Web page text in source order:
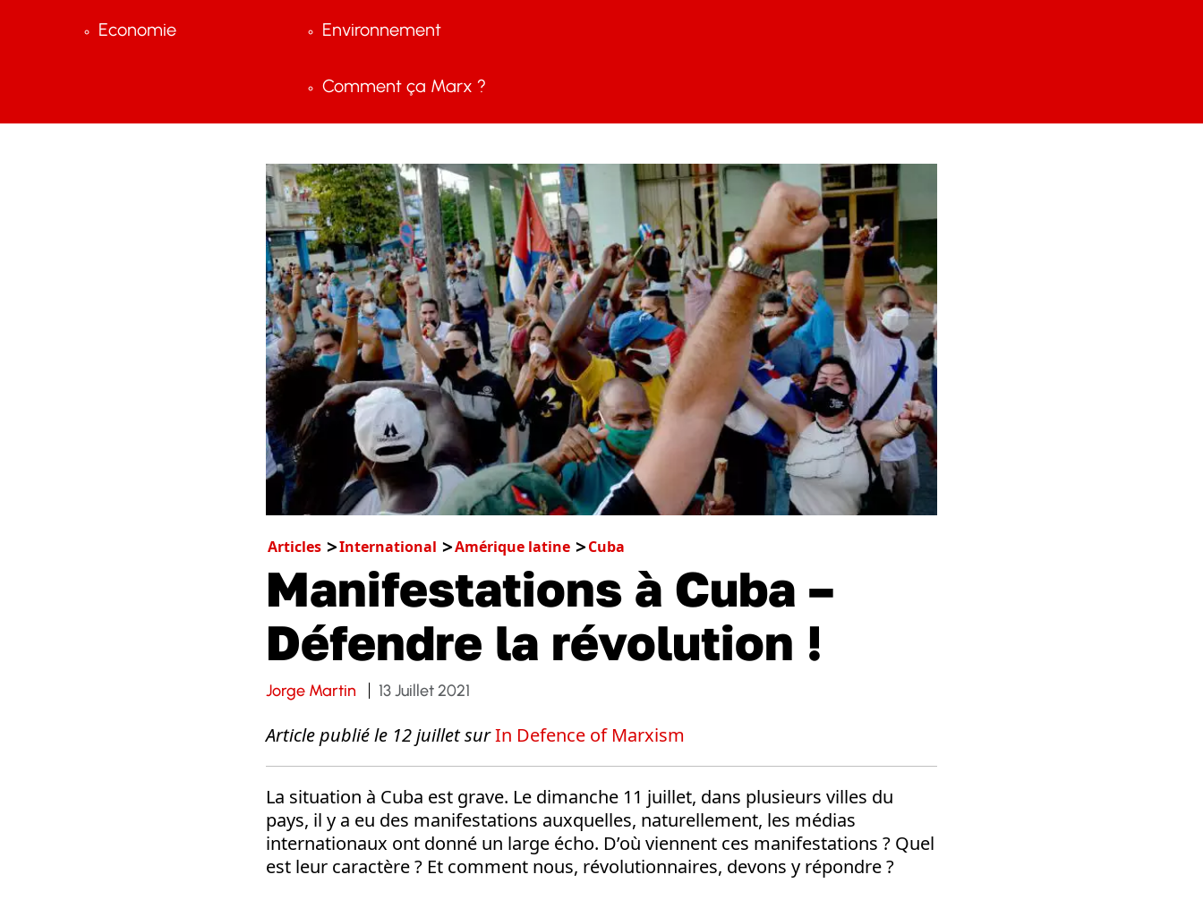
Economie Environnement
Comment ça Marx ?
Articles International Amérique latine Cuba
Manifestations à Cuba –
Défendre la révolution !
Jorge Martin 13 Juillet 2021
Article publié le 12 juillet surIn Defence of Marxism
La situation à Cuba est grave. Le dimanche 11 juillet, dans plusieurs villes du
pays, il y a eu des manifestations auxquelles, naturellement, les médias
internationaux ont donné un large écho. D’où viennent ces manifestations ? Quel
est leur caractère ? Et comment nous, révolutionnaires, devons y répondre ?